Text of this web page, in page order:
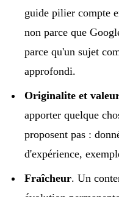
guide pilier compte
non parce que
parce qu'un sujet
approfondi.
Originalite et
apporter quelque
proposent pas :
d'expérience,
Fraîcheur. Un